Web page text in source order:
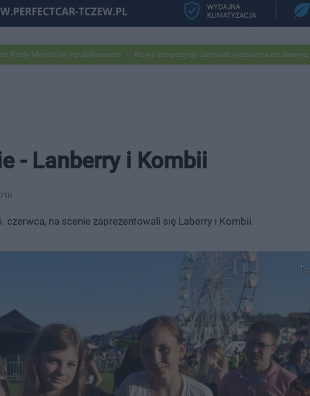
opublikowane Nowa propozycja zamiast wieżowca na dawnej działce po USC
- Lanberry i Kombii
czerwca, na scenie zaprezentowali się Laberry i Kombii.